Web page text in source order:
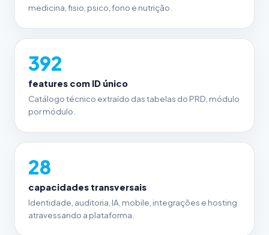
medicina, fisio, psico, fono e nutrição.
392
features com ID único
Catálogo técnico extraído das tabelas do PRD, módulo
por módulo.
28
capacidades transversais
Identidade, auditoria, IA, mobile, integrações e hosting
atravessando a plataforma.